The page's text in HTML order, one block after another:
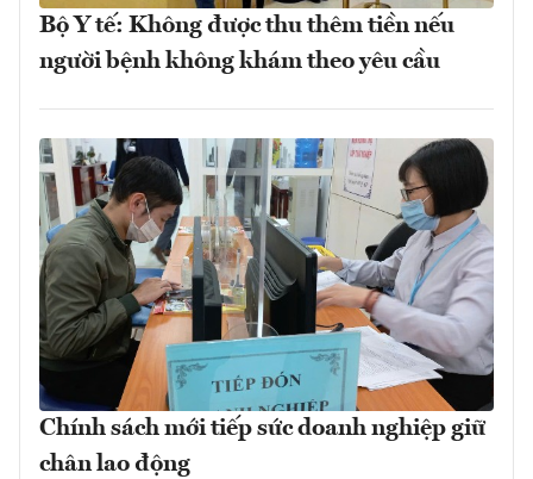
Bộ Y tế: Không được thu thêm tiền nếu
người bệnh không khám theo yêu cầu
Chính sách mới tiếp sức doanh nghiệp giữ
chân lao động